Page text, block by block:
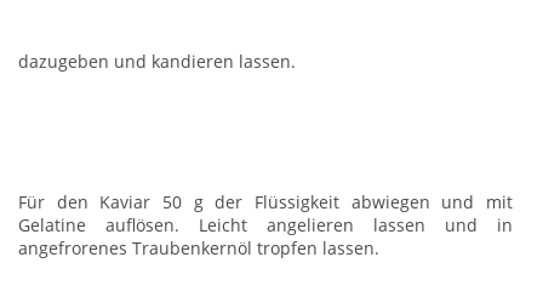
dazugeben und kandieren lassen.
Für den Kaviar 50 g der Flüssigkeit abwiegen und mit
Gelatine auflösen. Leicht angelieren lassen und in
angefrorenes Traubenkernöl tropfen lassen.